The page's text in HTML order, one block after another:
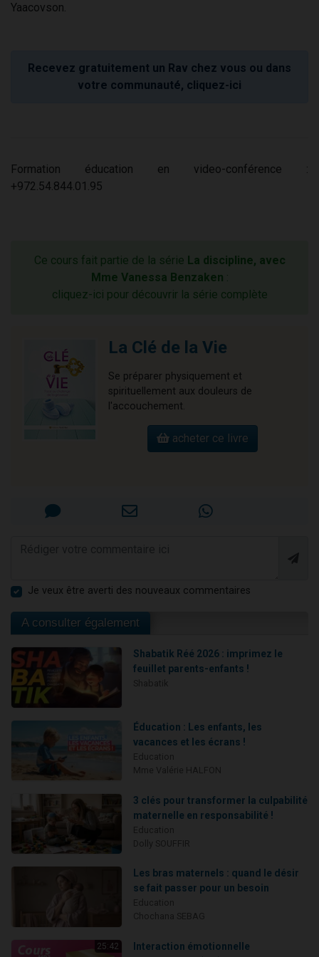
Yaacovson.
Recevez gratuitement un Rav chez vous ou dans
votre communauté, cliquez-ici
Formation éducation en video-conférence :
+972.54.844.01.95
Ce cours fait partie de la série La discipline, avec
Mme Vanessa Benzaken :
cliquez-ici pour découvrir la série complète
La Clé de la Vie
Se préparer physiquement et
spirituellement aux douleurs de
l'accouchement.
acheter ce livre
Je veux être averti des nouveaux commentaires
A consulter également
Shabatik Réé 2026 : imprimez le
feuillet parents-enfants !
Éducation : Les enfants, les
vacances et les écrans !
3 clés pour transformer la culpabilité
maternelle en responsabilité !
Les bras maternels : quand le désir
se fait passer pour un besoin
25:42
Interaction émotionnelle